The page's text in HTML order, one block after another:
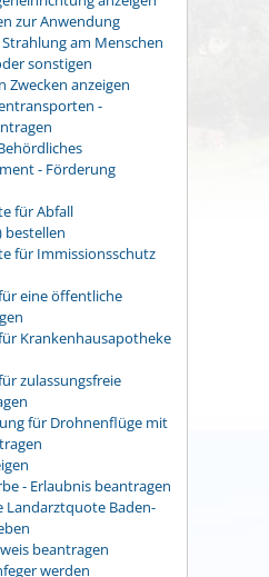
zur Anwendung
am Menschen
sonstigen
Zwecken anzeigen
-
- Förderung
für Abfall
bestellen
für Immissionsschutz
eine öffentliche
Krankenhausapotheke
zulassungsfreie
für Drohnenflüge mit
- Erlaubnis beantragen
Landarztquote Baden-
beantragen
werden